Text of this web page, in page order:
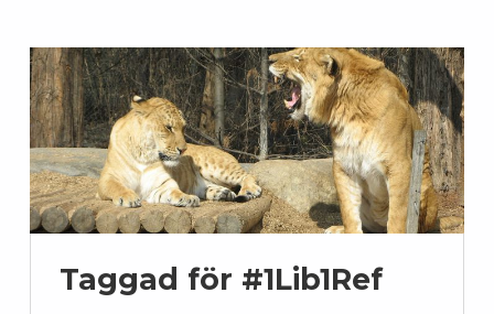
Taggad för #1Lib1Ref